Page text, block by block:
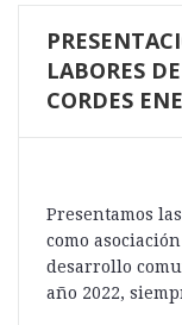
LABORES
CORDES
Presentamos
como
desarrollo
año 2022,